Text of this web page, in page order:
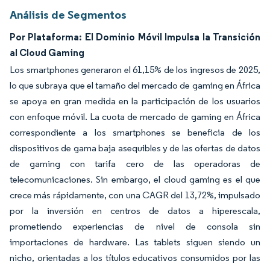
Análisis de Segmentos
Por Plataforma: El Dominio Móvil Impulsa la Transición
al Cloud Gaming
Los smartphones generaron el 61,15% de los ingresos de 2025,
lo que subraya que el tamaño del mercado de gaming en África
se apoya en gran medida en la participación de los usuarios
con enfoque móvil. La cuota de mercado de gaming en África
correspondiente a los smartphones se beneficia de los
dispositivos de gama baja asequibles y de las ofertas de datos
de gaming con tarifa cero de las operadoras de
telecomunicaciones. Sin embargo, el cloud gaming es el que
crece más rápidamente, con una CAGR del 13,72%, impulsado
por la inversión en centros de datos a hiperescala,
prometiendo experiencias de nivel de consola sin
importaciones de hardware. Las tablets siguen siendo un
nicho, orientadas a los títulos educativos consumidos por las